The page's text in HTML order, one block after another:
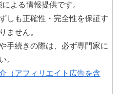
よる情報提供です。
しも正確性・完全性を保証す
ません。
手続きの際は、必ず専門家に
。
（アフィリエイト広告を含